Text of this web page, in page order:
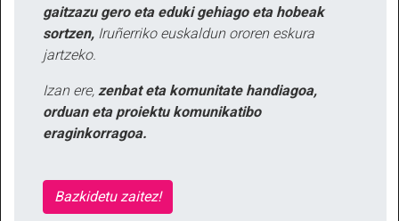
gaitzazu gero eta eduki gehiago eta hobeak
sortzen, Iruñerriko euskaldun ororen eskura
jartzeko.
Izan ere, zenbat eta komunitate handiagoa,
orduan eta proiektu komunikatibo
eraginkorragoa.
Bazkidetu zaitez!